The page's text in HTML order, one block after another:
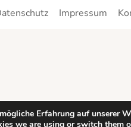
Gutes
Impressum
Erfahrung auf unserer
we are using or switch them